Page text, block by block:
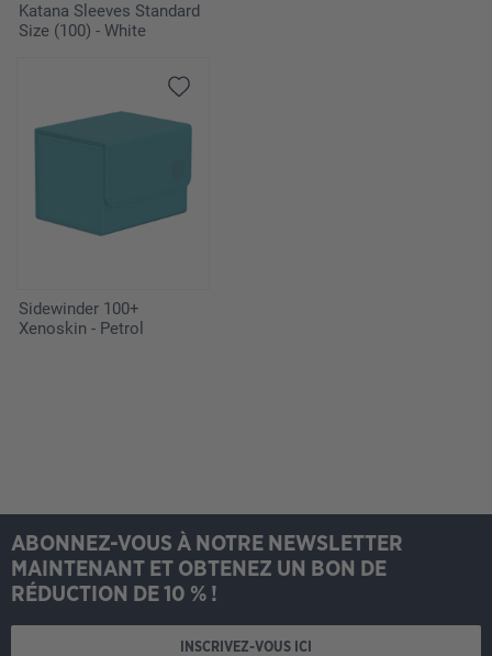
Katana Sleeves Standard
Size (100) - White
Sidewinder 100+
Xenoskin - Petrol
ABONNEZ-VOUS À NOTRE NEWSLETTER
MAINTENANT ET OBTENEZ UN BON DE
RÉDUCTION DE 10 % !
INSCRIVEZ-VOUS ICI